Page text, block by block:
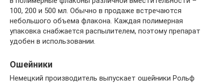
100, 200 и 500 мл. Обычно в продаже встречаются
небольшого объема флакона. Каждая полимерная
упаковка снабжается распылителем, поэтому препарат
удобен в использовании.
Ошейники
Немецкий производитель выпускает ошейники Рольф